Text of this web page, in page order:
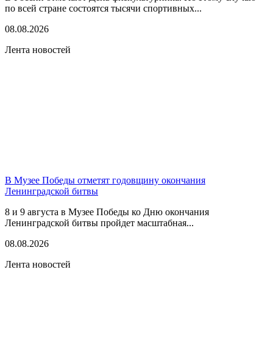
по всей стране состоятся тысячи спортивных...
08.08.2026
Лента новостей
В Музее Победы отметят годовщину окончания
Ленинградской битвы
8 и 9 августа в Музее Победы ко Дню окончания
Ленинградской битвы пройдет масштабная...
08.08.2026
Лента новостей